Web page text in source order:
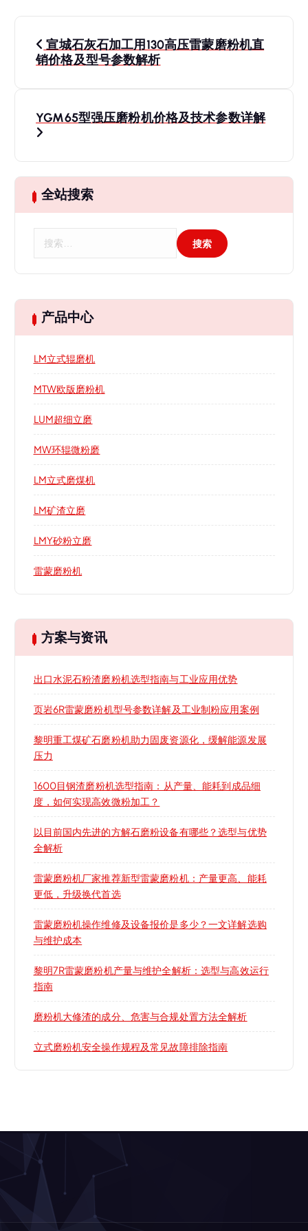
文
章
航
宣城石灰石加工用130高压雷蒙磨粉机直
销价格及型号参数解析
YGM65型强压磨粉机价格及技术参数详解
全站搜索
产品中心
LM立式辊磨机
MTW欧版磨粉机
LUM超细立磨
MW环辊微粉磨
LM立式磨煤机
LM矿渣立磨
LMY砂粉立磨
雷蒙磨粉机
方案与资讯
出口水泥石粉渣磨粉机选型指南与工业应用优势
页岩6R雷蒙磨粉机型号参数详解及工业制粉应用案例
黎明重工煤矿石磨粉机助力固废资源化，缓解能源发展
压力
1600目钢渣磨粉机选型指南：从产量、能耗到成品细
度，如何实现高效微粉加工？
以目前国内先进的方解石磨粉设备有哪些？选型与优势
全解析
雷蒙磨粉机厂家推荐新型雷蒙磨粉机：产量更高、能耗
更低，升级换代首选
雷蒙磨粉机操作维修及设备报价是多少？一文详解选购
与维护成本
黎明7R雷蒙磨粉机产量与维护全解析：选型与高效运行
指南
磨粉机大修渣的成分、危害与合规处置方法全解析
立式磨粉机安全操作规程及常见故障排除指南